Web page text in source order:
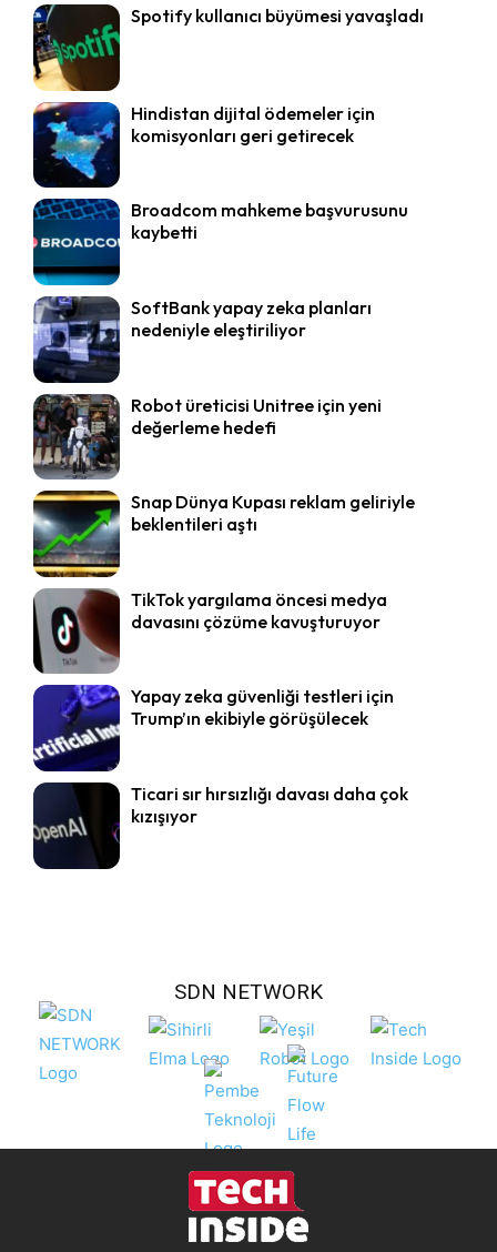
Spotify kullanıcı büyümesi yavaşladı
Hindistan dijital ödemeler için
komisyonları geri getirecek
Broadcom mahkeme başvurusunu
kaybetti
SoftBank yapay zeka planları
nedeniyle eleştiriliyor
Robot üreticisi Unitree için yeni
değerleme hedefi
Snap Dünya Kupası reklam geliriyle
beklentileri aştı
TikTok yargılama öncesi medya
davasını çözüme kavuşturuyor
Yapay zeka güvenliği testleri için
Trump’ın ekibiyle görüşülecek
Ticari sır hırsızlığı davası daha çok
kızışıyor
SDN NETWORK